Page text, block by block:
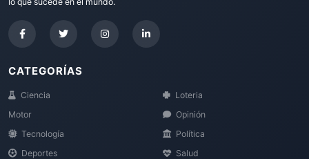
CATEGORÍAS
Ciencia
Motor
Tecnología
Deportes
Loteria
Opinión
Política
Salud